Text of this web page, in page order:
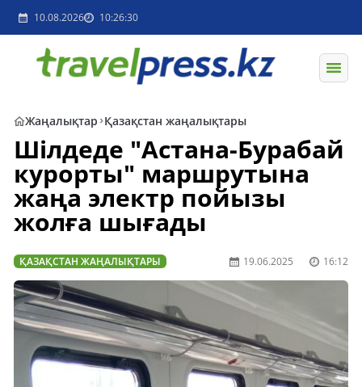
10.08.2026 10:26:30
Жаңалықтар Қазақстан жаңалықтары
Шілдеде "Астана-Бурабай
курорты" маршрутына
жаңа электр пойызы
жолға шығады
ҚАЗАҚСТАН ЖАҢАЛЫҚТАРЫ 19.06.2025 16:12